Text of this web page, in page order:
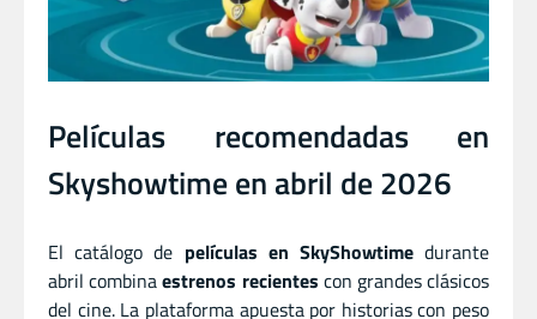
Películas recomendadas en
Skyshowtime en abril de 2026
El catálogo de películas en SkyShowtimedurante
abril combinaestrenos recientes con grandes clásicos
del cine. La plataforma apuesta por historias con peso